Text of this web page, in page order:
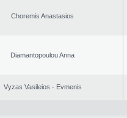
Choremis Anastasios
Diamantopoulou Anna
Vyzas Vasileios - Evmenis